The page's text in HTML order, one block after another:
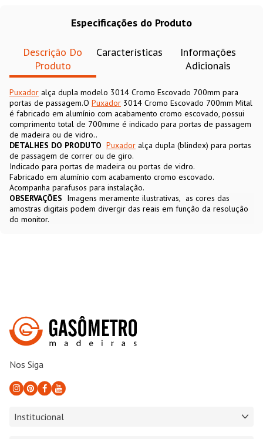
Especificações do Produto
Descrição Do
Produto
Características
Informações
Adicionais
Puxador alça dupla modelo 3014 Cromo Escovado 700mm para
portas de passagem.O Puxador 3014 Cromo Escovado 700mm Mital
é fabricado em alumínio com acabamento cromo escovado, possui
comprimento total de 700mme é indicado para portas de passagem
de madeira ou de vidro..
DETALHES DO PRODUTO Puxador alça dupla (blindex) para portas
de passagem de correr ou de giro.
Indicado para portas de madeira ou portas de vidro.
Fabricado em alumínio com acabamento cromo escovado.
Acompanha parafusos para instalação.
OBSERVAÇÕES Imagens meramente ilustrativas
as cores das
amostras digitais podem divergir das reais em função da resolução
do monitor.
Nos Siga
Institucional